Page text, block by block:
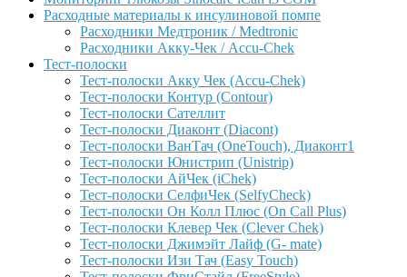
Расходные материалы к инсулиновой помпе
Расходники Медтроник / Medtronic
Расходники Акку-Чек / Accu-Chek
Тест-полоски
Тест-полоски Акку Чек (Accu-Chek)
Тест-полоски Контур (Contour)
Тест-полоски Сателлит
Тест-полоски Диаконт (Diacont)
Тест-полоски ВанТач (OneTouch), Диаконт1
Тест-полоски Юнистрип (Unistrip)
Тест-полоски АйЧек (iChek)
Тест-полоски СелфиЧек (SelfyCheck)
Тест-полоски Он Колл Плюс (On Call Plus)
Тест-полоски Клевер Чек (Clever Chek)
Тест-полоски Джимэйт Лайф (G- mate)
Тест-полоски Изи Тач (Easy Touch)